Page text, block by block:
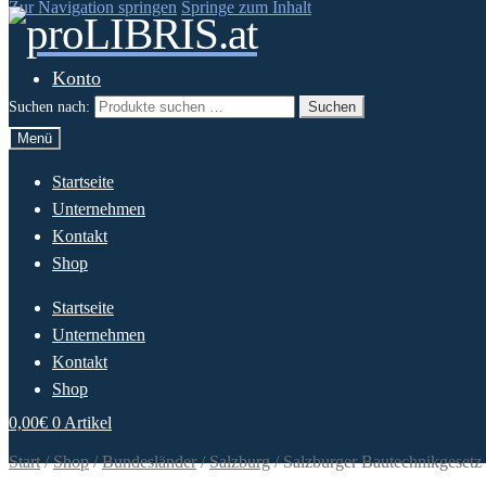
Zur Navigation springen Springe zum Inhalt
Konto
Suchen nach:
Suchen
Menü
Startseite
Unternehmen
Kontakt
Shop
Startseite
Unternehmen
Kontakt
Shop
0,00€ 0 Artikel
Start/Shop/Bundesländer/Salzburg/Salzburger Bautechnikgesetz